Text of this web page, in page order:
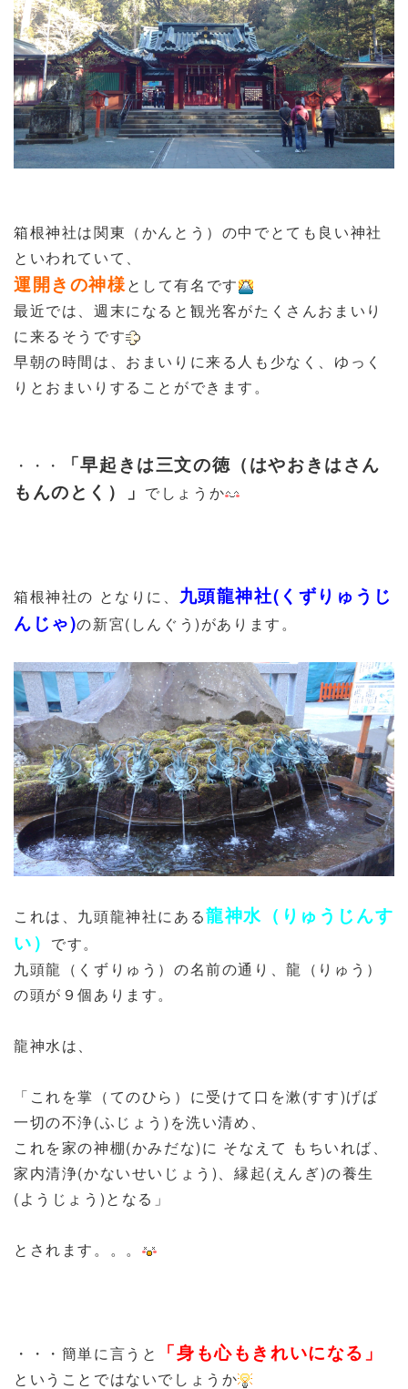
箱根神社は関東（かんとう）の中でとても良い神社
といわれていて、
運開きの神様として有名です
最近では、週末になると観光客がたくさんおまいり
に来るそうです
早朝の時間は、おまいりに来る人も少なく、ゆっく
りとおまいりすることができます。
・・・
「早起きは三文の徳（はやおきはさん
もんのとく）」 でしょうか
箱根神社の となりに、 九頭龍神社(くずりゅうじ
んじゃ)の新宮(しんぐう)があります。
これは、九頭龍神社にある龍神水（りゅうじんす
い） です。
九頭龍（くずりゅう）の名前の通り、龍（りゅう）
の頭が９個あります。
龍神水は、
「これを掌（てのひら）に受けて口を漱(すす)げば
一切の不浄(ふじょう)を洗い清め、
これを家の神棚(かみだな)に そなえて もちいれば、
家内清浄(かないせいじょう)、縁起(えんぎ)の養生
(ようじょう)となる」
とされます。。。
・・・簡単に言うと 「身も心もきれいになる」
ということではないでしょうか